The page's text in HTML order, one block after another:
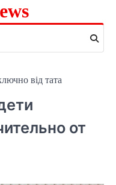
від тата
от